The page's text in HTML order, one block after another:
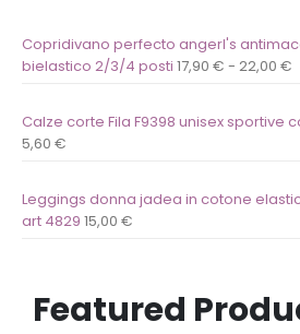
Copridivano perfecto angerl's
bielastico 2/3/4 posti 17,90 € - 22,00 €
Calze corte Fila F9398 unisex sportive
5,60 €
Leggings donna jadea in cotone
art 4829 15,00 €
Featured